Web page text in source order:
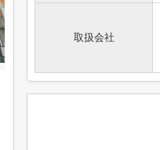
取扱会社